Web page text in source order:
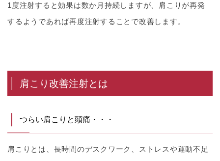
1度注射すると効果は数か月持続しますが、肩こりが再発
するようであれば再度注射することで改善します。
肩こり改善注射とは
つらい肩こりと頭痛・・・
肩こりとは、長時間のデスクワーク、ストレスや運動不足